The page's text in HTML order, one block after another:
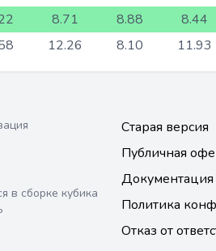
8.71 8.88 8.44
12.26 8.10 11.93
в сборке кубика
Старая версия
Публичная
Документация
Политика
Отказ от